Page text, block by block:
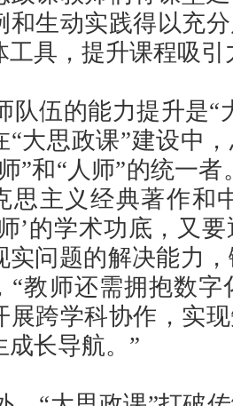
和生动实践得以充
工具，提升课程吸
队伍的能力提升是“
“大思政课”建设中
”和“人师”的统一
思主义经典著作和
’的学术功底，又
实问题的解决能力
“教师还需拥抱数
展跨学科协作，实
成长导航。”